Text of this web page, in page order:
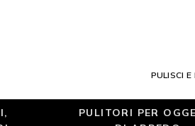
PULISCI
PULITORI PER